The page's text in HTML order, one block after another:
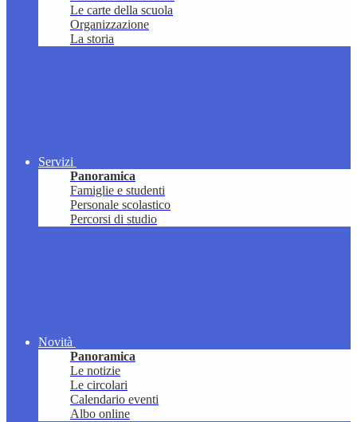
Le carte della scuola
Organizzazione
La storia
Servizi
Panoramica
Famiglie e studenti
Personale scolastico
Percorsi di studio
Novità
Panoramica
Le notizie
Le circolari
Calendario eventi
Albo online